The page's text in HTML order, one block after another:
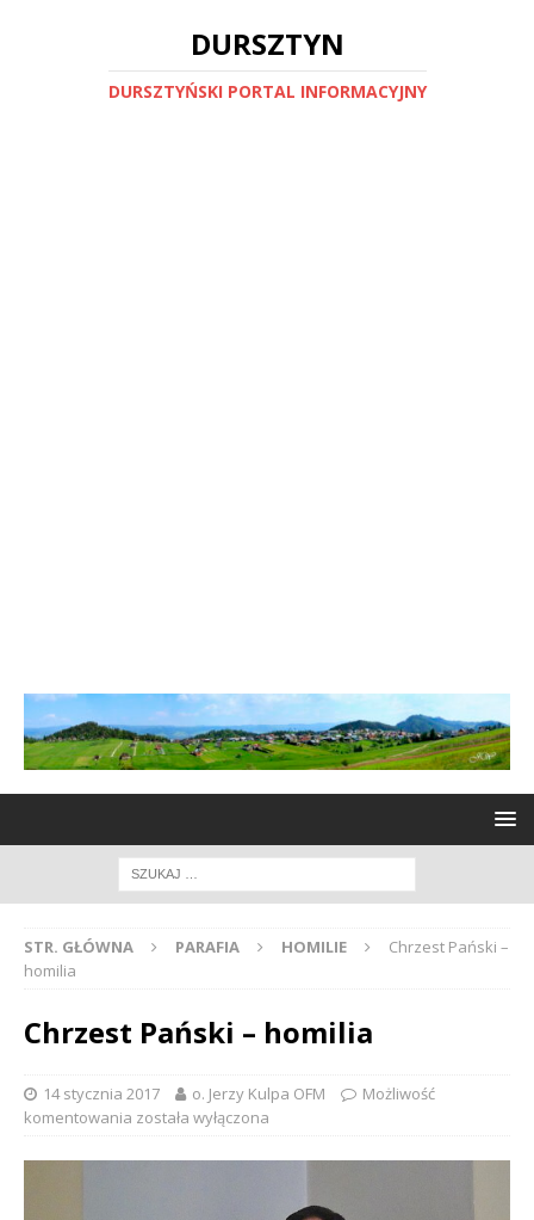
DURSZTYN
DURSZTYŃSKI PORTAL INFORMACYJNY
STR. GŁÓWNA PARAFIA HOMILIE
Chrzest Pański –
homilia
Chrzest Pański – homilia
14 stycznia 2017 o. Jerzy Kulpa OFM
Możliwość
komentowania została wyłączona